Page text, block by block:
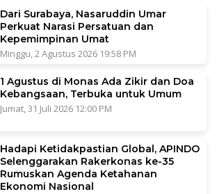
Dari Surabaya, Nasaruddin Umar
Perkuat Narasi Persatuan dan
Kepemimpinan Umat
Minggu, 2 Agustus 2026 19:58 PM
1 Agustus di Monas Ada Zikir dan Doa
Kebangsaan, Terbuka untuk Umum
Jumat, 31 Juli 2026 12:00 PM
Hadapi Ketidakpastian Global, APINDO
Selenggarakan Rakerkonas ke-35
Rumuskan Agenda Ketahanan
Ekonomi Nasional